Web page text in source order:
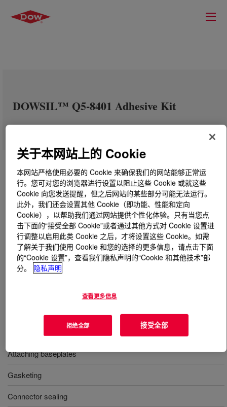
DOWSIL™ Q5-8401 Adhesive Kit
什么是DOWSIL™ Q5-8401 Adhesive Kit?
深灰色可流动粘合剂，张力强度高
Attaching baseplates
Gasketing
Connector sealing
关于本网站上的 Cookie
本网站严格使用必要的 Cookie 来确保我们的网站能够正常运
行。您可对您的浏览器进行设置以阻止这些 Cookie 或就这些
Cookie 向您发送提醒，但之后网站的某些部分可能无法运行。
此外，我们还会设置其他 Cookie（即功能、性能和定向
Cookie），以帮助我们通过网站提供个性化体验。只有当您点
击下面的“接受全部 Cookie”或者通过其他方式对 Cookie 设置进
行调整以启用此类 Cookie 之后，才将设置这些 Cookie。如需
了解关于我们使用 Cookie 和您的选择的更多信息，请点击下面
的“Cookie 设置”，查看我们隐私声明的“Cookie 和其他技术”部
分。
隐私声明
查看更多信息
拒绝全部 接受全部